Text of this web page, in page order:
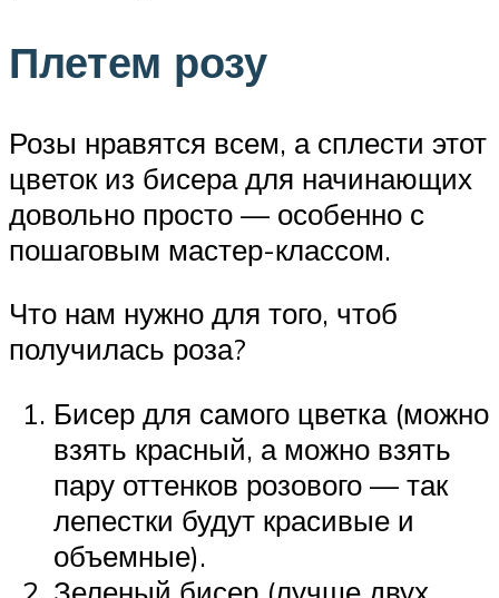
Плетем розу
Розы нравятся всем, а сплести этот
цветок из бисера для начинающих
довольно просто — особенно с
пошаговым мастер-классом.
Что нам нужно для того, чтоб
получилась роза?
Бисер для самого цветка (можно
взять красный, а можно взять
пару оттенков розового — так
лепестки будут красивые и
объемные).